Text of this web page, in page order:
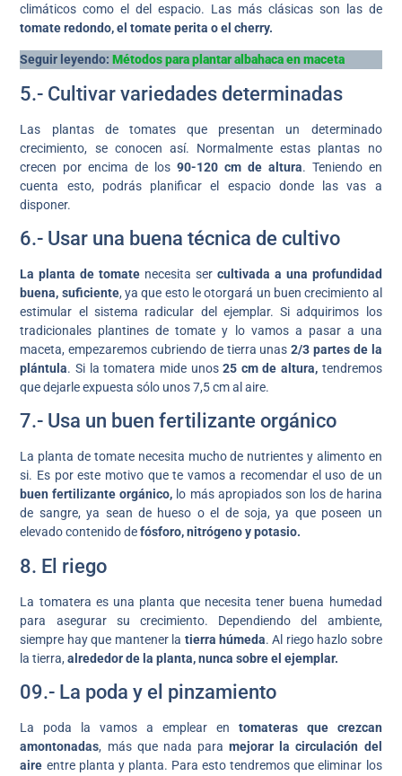
climáticos como el del espacio. Las más clásicas son las de
tomate redondo, el tomate perita o el cherry.
Seguir leyendo:Métodos para plantar albahaca en maceta
5.- Cultivar variedades determinadas
Las plantas de tomates que presentan un determinado
crecimiento, se conocen así. Normalmente estas plantas no
crecen por encima de los 90-120 cm de altura. Teniendo en
cuenta esto, podrás planificar el espacio donde las vas a
disponer.
6.- Usar una buena técnica de cultivo
La planta de tomate necesita sercultivada a una profundidad
buena, suficiente, ya que esto le otorgará un buen crecimiento al
estimular el sistema radicular del ejemplar. Si adquirimos los
tradicionales plantines de tomate y lo vamos a pasar a una
maceta, empezaremos cubriendo de tierra unas 2/3 partes de la
plántula. Si la tomatera mide unos25 cm de altura, tendremos
que dejarle expuesta sólo unos 7,5 cm al aire.
7.- Usa un buen fertilizante orgánico
La planta de tomate necesita mucho de nutrientes y alimento en
si. Es por este motivo que te vamos a recomendar el uso de un
buen fertilizante orgánico, lo más apropiados son los de harina
de sangre, ya sean de hueso o el de soja, ya que poseen un
elevado contenido defósforo, nitrógeno y potasio.
8. El riego
La tomatera es una planta que necesita tener buena humedad
para asegurar su crecimiento. Dependiendo del ambiente,
siempre hay que mantener la tierra húmeda. Al riego hazlo sobre
la tierra, alrededor de la planta, nunca sobre el ejemplar.
09.- La poda y el pinzamiento
La poda la vamos a emplear en tomateras que crezcan
amontonadas, más que nada paramejorar la circulación del
aire entre planta y planta. Para esto tendremos que eliminar los